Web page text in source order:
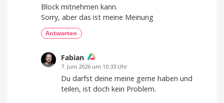
Block mitnehmen kann.
Sorry, aber das ist meine Meinung
Antworten
Fabian
7. Juni 2026 um 10:33 Uhr
Du darfst deine meine gerne haben und
teilen, ist doch kein Problem.